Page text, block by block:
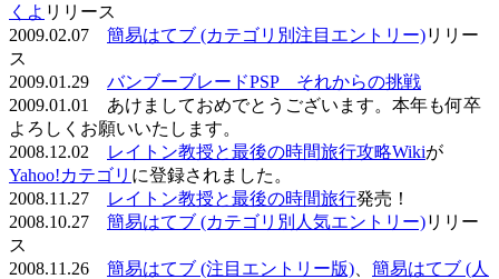
くよ リリース
2009.02.07 簡易はてブ (カテゴリ別注目エントリー)リリー
ス
2009.01.29 バンブーブレードPSP それからの挑戦
2009.01.01 あけましておめでとうございます。本年も何卒
よろしくお願いいたします。
2008.12.02
レイトン教授と最後の時間旅行攻略Wikiが
Yahoo!カテゴリ に登録されました。
2008.11.27
レイトン教授と最後の時間旅行発売！
2008.10.27 簡易はてブ (カテゴリ別人気エントリー)リリー
ス
2008.11.26 簡易はてブ (注目エントリー版)
簡易はてブ (人